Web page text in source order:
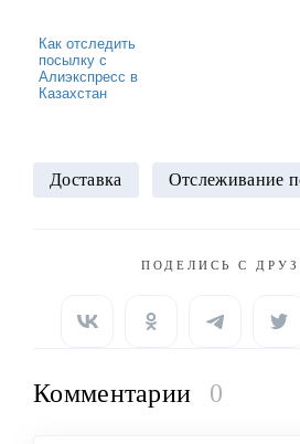
Как отследить
посылку с
Алиэкспресс в
Казахстан
Доставка Отслеживание
ПОДЕЛИСЬ С
Комментарии 0